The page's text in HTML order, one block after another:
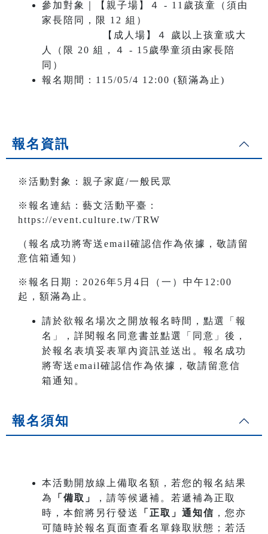
參加對象｜【親子場】４ - 11歲孩童（須由
家長陪同，限 12 組）
【成人場】４ 歲以上孩童或大
人（限 20 組，４ - 15歲學童須由家長陪
同）
報名期間：115/05/4 12:00 (額滿為止)
報名資訊
※活動對象：親子家庭/一般民眾
※報名連結：藝文活動平臺：
https://event.culture.tw/TRW
（報名成功將寄送email確認信作為依據，敬請留
意信箱通知）
※報名日期：2026年5月4日（一）中午12:00
起，額滿為止。
請於欲報名場次之開放報名時間，點選「報
名」，詳閱報名同意書並點選「同意」後，
於報名表填妥表單內資訊並送出。報名成功
將寄送email確認信作為依據，敬請留意信
箱通知。
報名須知
本活動開放線上備取名額，若您的報名結果
為
「備取」
，請等候遞補。若遞補為正取
時，本館將另行發送
「正取」通知信 ，您亦
可隨時於報名頁面查看名單錄取狀態；若活